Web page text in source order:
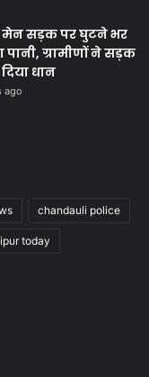
सड़क पर घुटने भर
पानी, ग्रामीणों ने सड़क
धान
ago
chandauli police
today